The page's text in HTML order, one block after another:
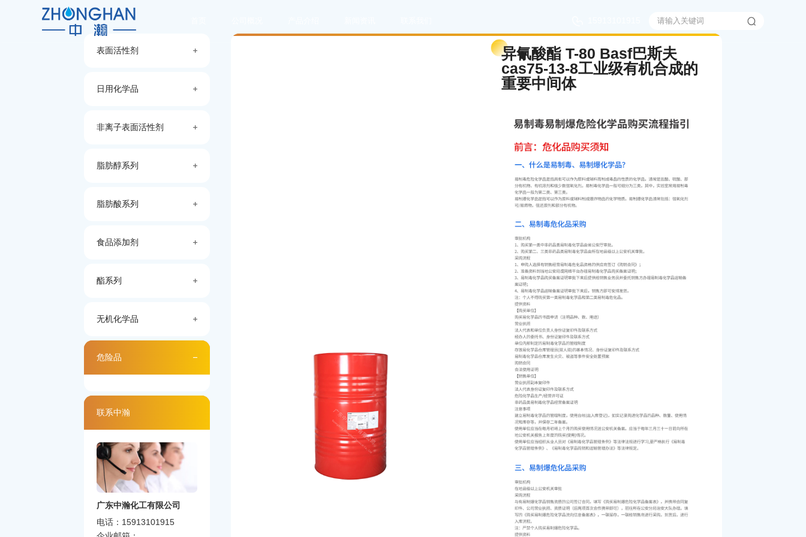
表面活性剂
日用化学品
非离子表面活性剂
脂肪醇系列
脂肪酸系列
食品添加剂
酯系列
无机化学品
危险品
联系中瀚
广东中瀚化工有限公司
电话：15913101915
异氰酸酯 T-80 Basf巴斯夫
cas75-13-8工业级有机合成的
重要中间体